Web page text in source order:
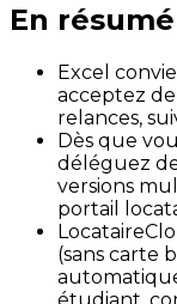
En résumé
Excel
acceptez
relances,
Dès que
déléguez
versions
portail
(sans carte
étudiant,